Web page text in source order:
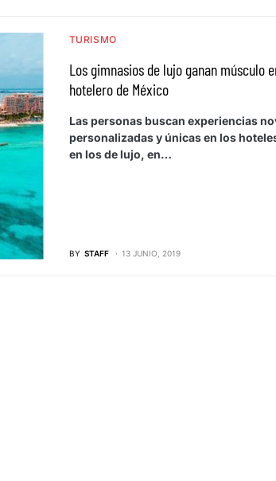
TURISMO
Los gimnasios de lujo ganan músculo
hotelero de México
Las personas buscan experiencias
personalizadas y únicas en los
en los de lujo, en…
BY STAFF 13 JUNIO, 2019